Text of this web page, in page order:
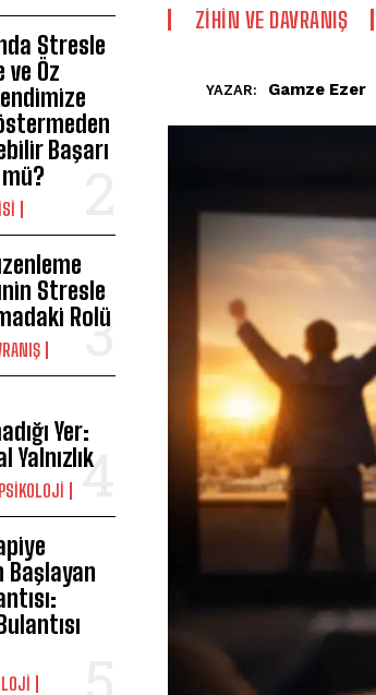
Stresle
ve Öz
Başarı
Stresle
Rolü
Yer:
Yalnızlık
Başlayan
⁠ZIHIN VE DAVRANIŞ
YAZAR: Gamze Ezer